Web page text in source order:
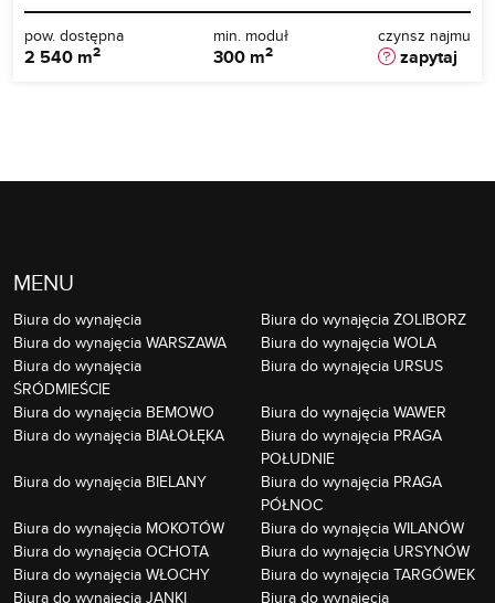
pow. dostępna
2 540 m2
min. moduł
300 m2
czynsz najmu
zapytaj
MENU
Biura do wynajęcia
Biura do wynajęcia ŻOLIBORZ
Biura do wynajęcia WARSZAWA
Biura do wynajęcia WOLA
Biura do wynajęcia
ŚRÓDMIEŚCIE
Biura do wynajęcia URSUS
Biura do wynajęcia BEMOWO
Biura do wynajęcia WAWER
Biura do wynajęcia BIAŁOŁĘKA
Biura do wynajęcia PRAGA
POŁUDNIE
Biura do wynajęcia BIELANY
Biura do wynajęcia PRAGA
PÓŁNOC
Biura do wynajęcia MOKOTÓW
Biura do wynajęcia WILANÓW
Biura do wynajęcia OCHOTA
Biura do wynajęcia URSYNÓW
Biura do wynajęcia WŁOCHY
Biura do wynajęcia TARGÓWEK
Biura do wynajęcia JANKI
Biura do wynajęcia